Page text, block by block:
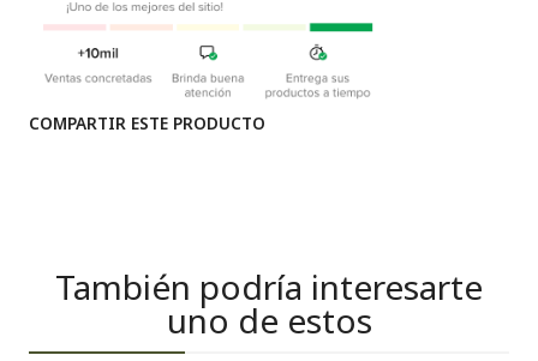
COMPARTIR ESTE PRODUCTO
También podría interesarte
uno de estos